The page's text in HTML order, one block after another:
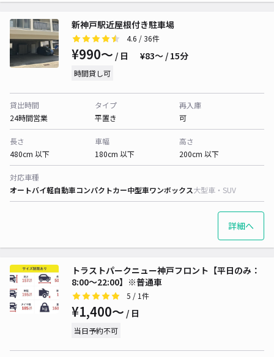
新神戸駅近屋根付き駐車場
4.6 / 36件
¥990〜 / 日 ¥83〜 / 15分
時間貸し可
貸出時間
24時間営業
タイプ
平置き
再入庫
可
長さ
480cm 以下
車幅
180cm 以下
高さ
200cm 以下
対応車種
オートバイ軽自動車コンパクトカー中型車ワンボックス大型車・SUV
詳細へ
トラストパークニュー神戸フロント【平日のみ：
8:00～22:00】※普通車
5 / 1件
¥1,400〜 / 日
当日予約不可